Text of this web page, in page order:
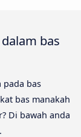
bas
bas
bas manakah
Di bawah anda